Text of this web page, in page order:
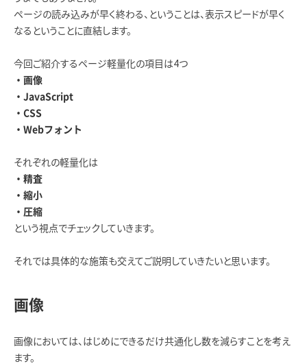
ページの読み込みが早く終わる、ということは、表示スピードが早く
なるということに直結します。
今回ご紹介するページ軽量化の項目は4つ
・画像
・JavaScript
・CSS
・Webフォント
それぞれの軽量化は
・精査
・縮小
・圧縮
という視点でチェックしていきます。
それでは具体的な施策も交えてご説明していきたいと思います。
画像
画像においては、はじめにできるだけ共通化し数を減らすことを考え
ます。